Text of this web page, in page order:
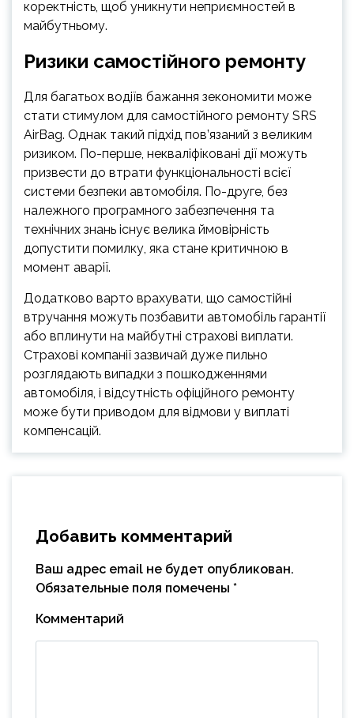
коректність, щоб уникнути неприємностей в
майбутньому.
Ризики самостійного ремонту
Для багатьох водіїв бажання зекономити може
стати стимулом для самостійного ремонту SRS
AirBag. Однак такий підхід пов’язаний з великим
ризиком. По-перше, некваліфіковані дії можуть
призвести до втрати функціональності всієї
системи безпеки автомобіля. По-друге, без
належного програмного забезпечення та
технічних знань існує велика ймовірність
допустити помилку, яка стане критичною в
момент аварії.
Додатково варто врахувати, що самостійні
втручання можуть позбавити автомобіль гарантії
або вплинути на майбутні страхові виплати.
Страхові компанії зазвичай дуже пильно
розглядають випадки з пошкодженнями
автомобіля, і відсутність офіційного ремонту
може бути приводом для відмови у виплаті
компенсацій.
Добавить комментарий
Ваш адрес email не будет опубликован.
Обязательные поля помечены *
Комментарий